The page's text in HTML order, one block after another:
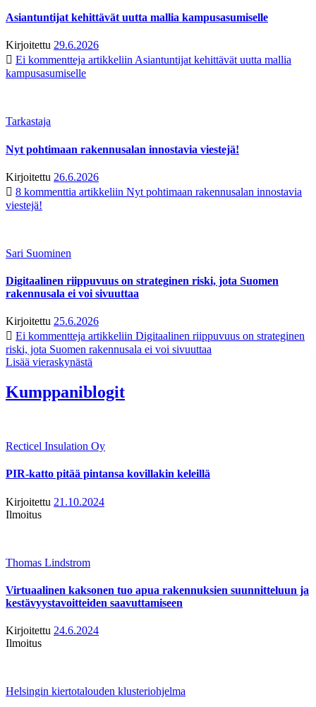
Asiantuntijat kehittävät uutta mallia kampusasumiselle
Kirjoitettu 29.6.2026
Ei kommentteja artikkeliin Asiantuntijat kehittävät uutta mallia
kampusasumiselle
Tarkastaja
Nyt pohtimaan rakennusalan innostavia viestejä!
Kirjoitettu 26.6.2026
8 kommenttia artikkeliin Nyt pohtimaan rakennusalan innostavia
viestejä!
Sari Suominen
Digitaalinen riippuvuus on strateginen riski, jota Suomen
rakennusala ei voi sivuuttaa
Kirjoitettu 25.6.2026
Ei kommentteja artikkeliin Digitaalinen riippuvuus on strateginen
riski, jota Suomen rakennusala ei voi sivuuttaa
Lisää vieraskynästä
Kumppaniblogit
Recticel Insulation Oy
PIR-katto pitää pintansa kovillakin keleillä
Kirjoitettu 21.10.2024
Ilmoitus
Thomas Lindstrom
Virtuaalinen kaksonen tuo apua rakennuksien suunnitteluun ja
kestävyystavoitteiden saavuttamiseen
Kirjoitettu 24.6.2024
Ilmoitus
Helsingin kiertotalouden klusteriohjelma